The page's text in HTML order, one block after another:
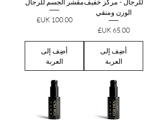
للرجال - مركّز خفيف
الوزن ومنقي
السعر‏65.00 UK£
أضِف إلى
العربة
مقشر الجسم للرجال
السعر‏100.00 UK£
أضِف إلى
العربة